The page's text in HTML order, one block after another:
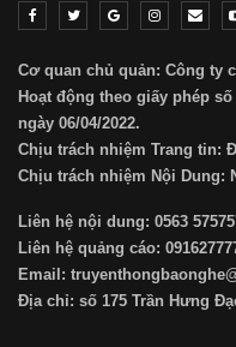
Cơ quan chủ quản: Công ty
Hoạt động theo giấy phép
ngày 06/04/2022.
Chịu trách nhiệm Trang tin:
Chịu trách nhiệm Nội Dung:
Liên hệ nội dung: 0563
Liên hệ quảng cáo:
Email:
Địa chỉ: số 175 Trần Hưng